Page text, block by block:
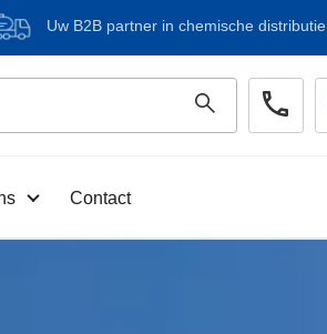
Uw B2B partner in chemische distributie
Contact